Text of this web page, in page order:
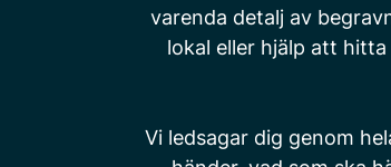
varenda detalj av
lokal eller hjälp att
Vi ledsagar dig genom